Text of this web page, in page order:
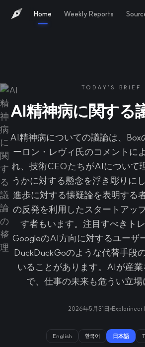
Home Weekly Reports
TODAY'S BRIEF
AI精神病に関する
AI精神病についての議論は、Box
ーロン・レヴィ氏のコメントに
れ、技術CEOたちがAIについて
うかに対する懸念を浮き彫りに
進歩に対する懐疑論を表明する
の反発を利用したスタートアッ
す者もいます。注目すべきトレ
GoogleのAI方向に対するユーザ
DuckDuckGoのような代替手段
いることがあります。AIが産
で、仕事の未来も危うい立場
2026年5月31日 Explorineer
English 한국어 日本語